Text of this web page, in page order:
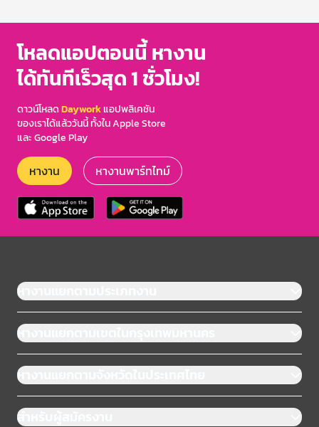
โหลดแอปตอนนี้ หางาน
ได้ทันทีเร็วสุด 1 ชั่วโมง!
ดาวน์โหลดDayworkแอปพลิเคชัน
ของเราได้แล้ววันนี้ ทั้งใน Apple Store
และ Google Play
หางาน หางานพาร์ทไทม์
หางานแยกตามประเภทงาน
หางานแยกตามเขตในกรุงเทพมหานคร
หางานแยกตามจังหวัดในประเทศไทย
สำหรับผู้สมัครงาน